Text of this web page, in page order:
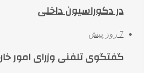
در دکوراسیون داخلی
7 روز پیش
گفتگوی تلفنی وزرای امور